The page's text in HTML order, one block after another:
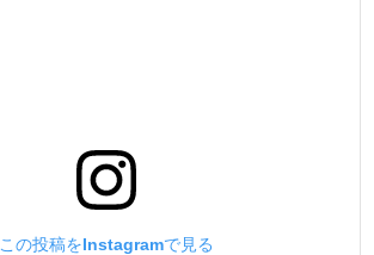
この投稿をInstagramで見る